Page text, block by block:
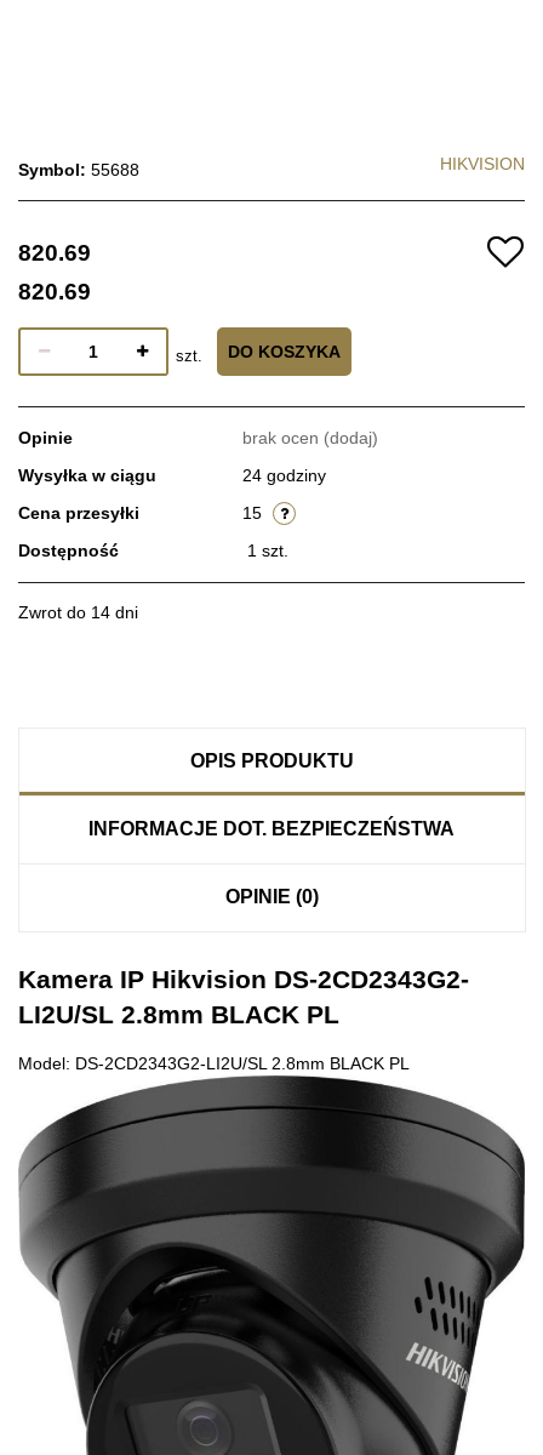
Symbol: 55688 HIKVISION
820.69
820.69
szt. DO KOSZYKA
Opinie brak ocen (dodaj)
Wysyłka w ciągu
24 godziny
Cena przesyłki
15
Dostępność
1 szt.
Zwrot do 14 dni
OPIS PRODUKTU
INFORMACJE DOT. BEZPIECZEŃSTWA
OPINIE (0)
Kamera IP Hikvision DS-2CD2343G2-
LI2U/SL 2.8mm BLACK PL
Model: DS-2CD2343G2-LI2U/SL 2.8mm BLACK PL